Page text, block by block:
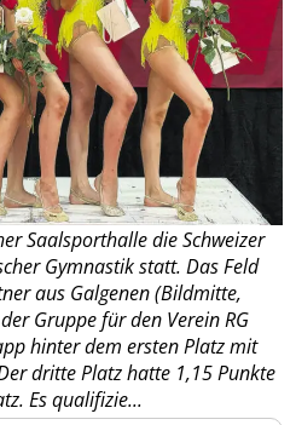
Saalsporthalle die Schweizer
Gymnastik statt. Das Feld
aus Galgenen (Bildmitte,
Gruppe für den Verein RG
hinter dem ersten Platz mit
dritte Platz hatte 1,15 Punkte
Es qualifizie...